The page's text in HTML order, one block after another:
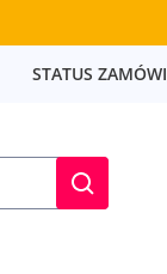
STATUS ZAMÓWI